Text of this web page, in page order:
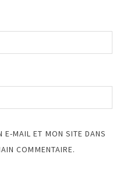
E-MAIL ET MON SITE DANS
COMMENTAIRE.